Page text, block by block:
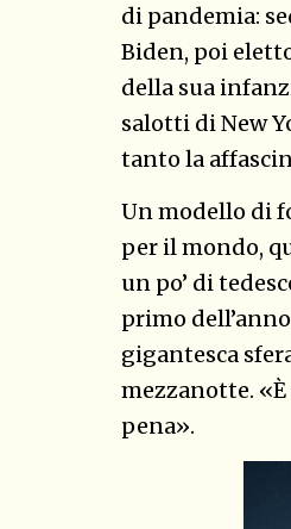
di pandemia:
Biden, poi
della sua
salotti di New
tanto la
Un modello di
per il mondo,
un po’ di
primo
gigantesca
mezzanotte.
pena».